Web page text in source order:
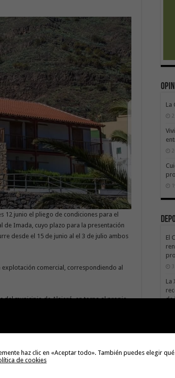
12 junio el pliego de condiciones para el
de Imada, cuyo plazo para la presentación
desde el 15 de junio al el 3 de julio ambos
comercial, correspondiendo al
del municipio de Alajeró, en torno al propio
Agando es propiedad del Ayuntamiento de
Consejería de Turismo a través del Fondo
años tras haber quedado en desuso y
la vieja escuela y la casa del maestro
de Imada.
para catorce personas, todas ellas con
La
El
La
de
La
haz clic en «Aceptar todo». También puedes elegir
de cookies